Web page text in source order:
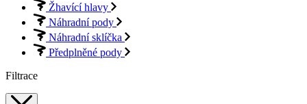
Žhavící hlavy
Náhradní pody
Náhradní sklíčka
Předplněné pody
Filtrace